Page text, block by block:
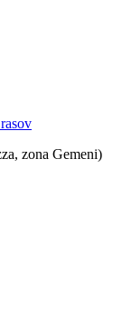
zona Gemeni)